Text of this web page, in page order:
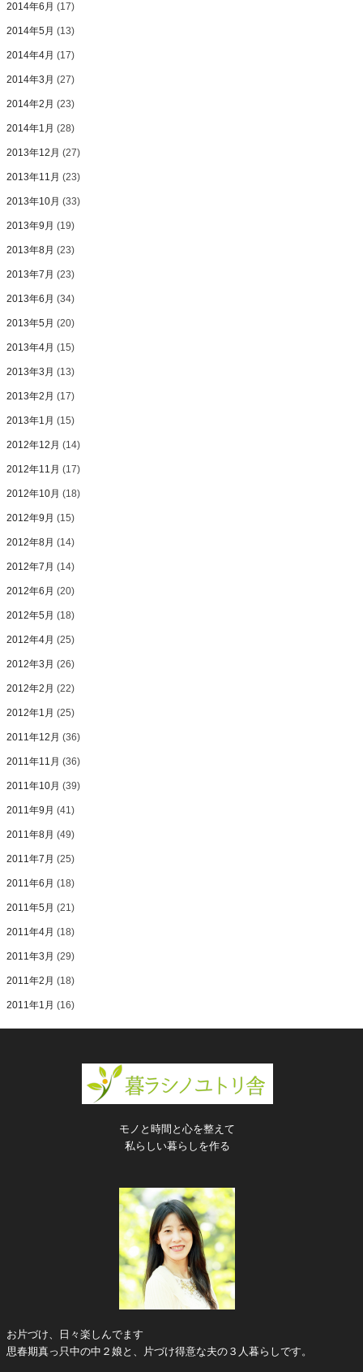
2014年6月 (17)
2014年5月 (13)
2014年4月 (17)
2014年3月 (27)
2014年2月 (23)
2014年1月 (28)
2013年12月 (27)
2013年11月 (23)
2013年10月 (33)
2013年9月 (19)
2013年8月 (23)
2013年7月 (23)
2013年6月 (34)
2013年5月 (20)
2013年4月 (15)
2013年3月 (13)
2013年2月 (17)
2013年1月 (15)
2012年12月 (14)
2012年11月 (17)
2012年10月 (18)
2012年9月 (15)
2012年8月 (14)
2012年7月 (14)
2012年6月 (20)
2012年5月 (18)
2012年4月 (25)
2012年3月 (26)
2012年2月 (22)
2012年1月 (25)
2011年12月 (36)
2011年11月 (36)
2011年10月 (39)
2011年9月 (41)
2011年8月 (49)
2011年7月 (25)
2011年6月 (18)
2011年5月 (21)
2011年4月 (18)
2011年3月 (29)
2011年2月 (18)
2011年1月 (16)
モノと時間と心を整えて
私らしい暮らしを作る
お片づけ、日々楽しんでます
思春期真っ只中の中２娘と、片づけ得意な夫の３人暮らしです。